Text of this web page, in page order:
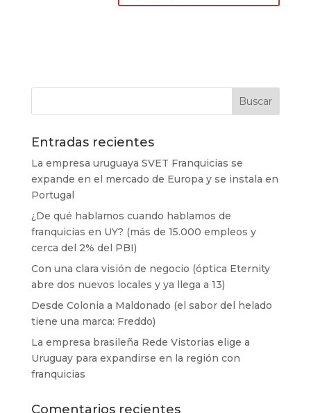
Entradas recientes
La empresa uruguaya SVET Franquicias se
expande en el mercado de Europa y se instala en
Portugal
¿De qué hablamos cuando hablamos de
franquicias en UY? (más de 15.000 empleos y
cerca del 2% del PBI)
Con una clara visión de negocio (óptica Eternity
abre dos nuevos locales y ya llega a 13)
Desde Colonia a Maldonado (el sabor del helado
tiene una marca: Freddo)
La empresa brasileña Rede Vistorias elige a
Uruguay para expandirse en la región con
franquicias
Comentarios recientes